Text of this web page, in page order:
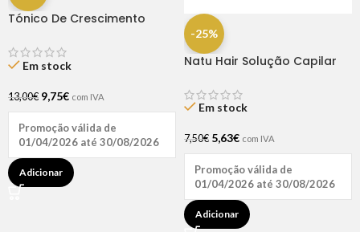
Tónico De Crescimento
Em stock
13,00€ 9,75€ com IVA
Promoção válida de
01/04/2026 até 30/08/2026
Adicionar
-25%
Natu Hair Solução Capilar
Em stock
7,50€ 5,63€ com IVA
Promoção válida de
01/04/2026 até 30/08/2026
Adicionar